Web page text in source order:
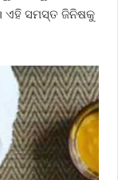
। ଏହି ସମସ୍ତ ଜିନିଷକୁ